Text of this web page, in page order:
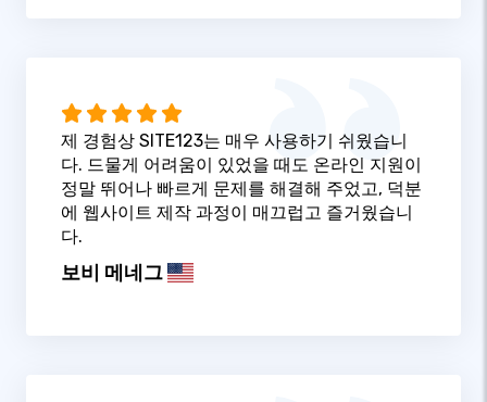
제 경험상 SITE123는 매우 사용하기 쉬웠습니
다. 드물게 어려움이 있었을 때도 온라인 지원이
정말 뛰어나 빠르게 문제를 해결해 주었고, 덕분
에 웹사이트 제작 과정이 매끄럽고 즐거웠습니
다.
보비 메네그